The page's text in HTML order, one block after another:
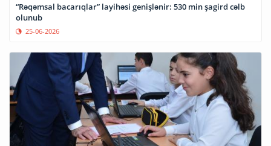
“Rəqəmsal bacarıqlar” layihəsi genişlənir: 530 min şagird cəlb
olunub
25-06-2026